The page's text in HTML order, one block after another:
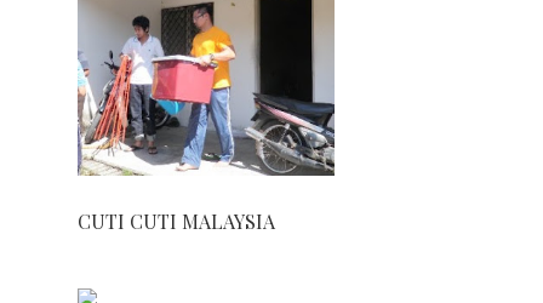
CUTI CUTI MALAYSIA